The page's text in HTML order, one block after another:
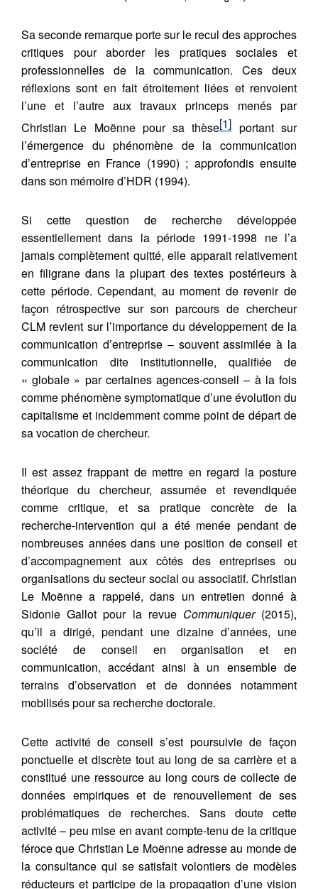
Sa seconde remarque porte sur le recul des approches
critiques pour aborder les pratiques sociales et
professionnelles de la communication. Ces deux
réflexions sont en fait étroitement liées et renvoient
l’une et l’autre aux travaux princeps menés par
Christian Le Moënne pour sa thèse[1]portant sur
l’émergence du phénomène de la communication
d’entreprise en France (1990) ; approfondis ensuite
dans son mémoire d’HDR (1994).
Si cette question de recherche développée
essentiellement dans la période 1991-1998 ne l’a
jamais complètement quitté, elle apparait relativement
en filigrane dans la plupart des textes postérieurs à
cette période. Cependant, au moment de revenir de
façon rétrospective sur son parcours de chercheur
CLM revient sur l’importance du développement de la
communication d’entreprise – souvent assimilée à la
communication dite institutionnelle, qualifiée de
« globale » par certaines agences-conseil – à la fois
comme phénomène symptomatique d’une évolution du
capitalisme et incidemment comme point de départ de
sa vocation de chercheur.
Il est assez frappant de mettre en regard la posture
théorique du chercheur, assumée et revendiquée
comme critique, et sa pratique concrète de la
recherche-intervention qui a été menée pendant de
nombreuses années dans une position de conseil et
d’accompagnement aux côtés des entreprises ou
organisations du secteur social ou associatif. Christian
Le Moënne a rappelé, dans un entretien donné à
Sidonie Gallot pour la revue Communiquer(2015),
qu’il a dirigé, pendant une dizaine d’années, une
société de conseil en organisation et en
communication, accédant ainsi à un ensemble de
terrains d’observation et de données notamment
mobilisés pour sa recherche doctorale.
Cette activité de conseil s’est poursuivie de façon
ponctuelle et discrète tout au long de sa carrière et a
constitué une ressource au long cours de collecte de
données empiriques et de renouvellement de ses
problématiques de recherches. Sans doute cette
activité – peu mise en avant compte-tenu de la critique
féroce que Christian Le Moënne adresse au monde de
la consultance qui se satisfait volontiers de modèles
réducteurs et participe de la propagation d’une vision